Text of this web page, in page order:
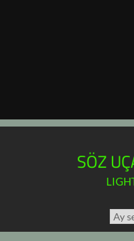
SÖZ
TÜM